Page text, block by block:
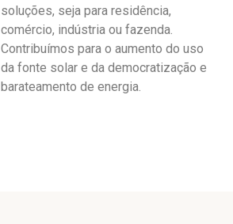
soluções, seja para residência,
comércio, indústria ou fazenda.
Contribuímos para o aumento do uso
da fonte solar e da democratização e
barateamento de energia.